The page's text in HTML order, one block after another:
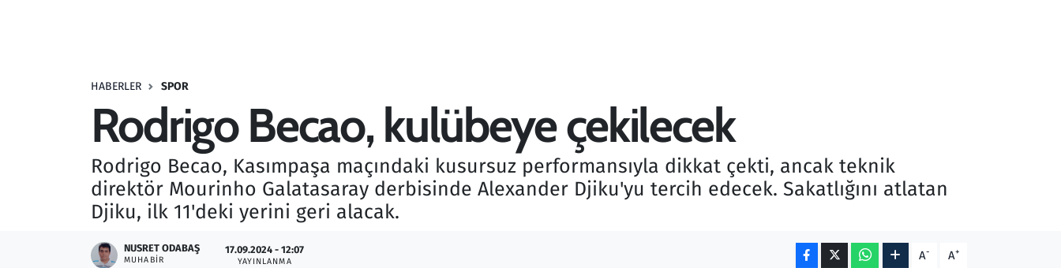
HABERLER SPOR
Rodrigo Becao, kulübeye çekilecek
Rodrigo Becao, Kasımpaşa maçındaki kusursuz performansıyla dikkat çekti, ancak teknik
direktör Mourinho Galatasaray derbisinde Alexander Djiku'yu tercih edecek. Sakatlığını atlatan
Djiku, ilk 11'deki yerini geri alacak.
NUSRET ODABAŞ
MUHABIR
17.09.2024 - 12:07
YAYINLANMA A- A+
Savunma Sanayi
Seçim 2023